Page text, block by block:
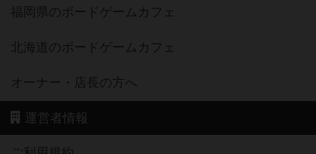
福岡県のボードゲームカフェ
北海道のボードゲームカフェ
オーナー・店長の方へ
運営者情報